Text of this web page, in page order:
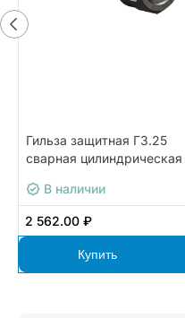
Гильза защитная ГЗ.25
сварная цилиндрическая
температуры диаметром
ГЗ.25.С.10.Н.1.1.400
В наличии
2 562.00 ₽
Купить